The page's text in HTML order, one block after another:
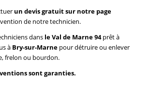
un devis gratuit sur notre page
de notre technicien.
dans le Val de Marne 94prêt à
à Bry-sur-Marne pour détruire ou enlever
frelon ou bourdon.
sont garanties.